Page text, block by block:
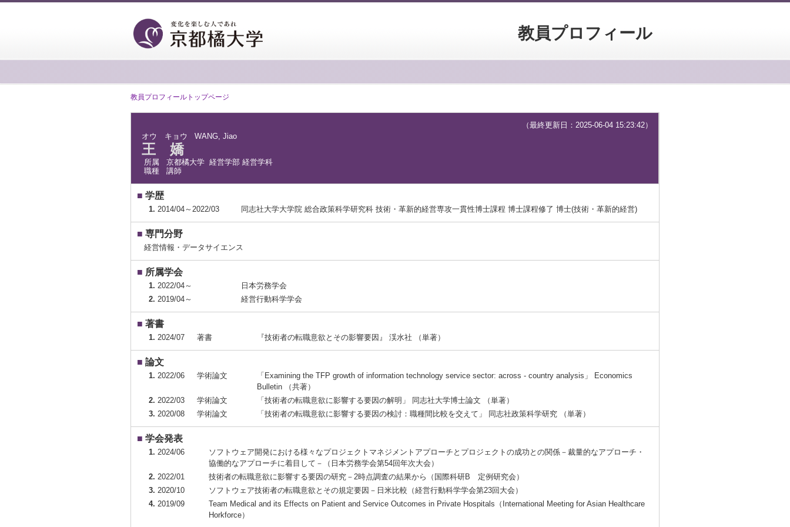
教員プロフィール
教員プロフィールトップページ
（最終更新日：2025-06-04 15:23:42）
オウ キョウ
WANG, Jiao
王 嬌
所属
京都橘大学 経営学部 経営学科
職種
講師
■ 学歴
1. 2014/04～2022/03 同志社大学大学院 総合政策科学研究科 技術・革新的経営専攻一貫性博士課程 博士課程修了 博士(技術・革新的経営)
■ 専門分野
経営情報・データサイエンス
■ 所属学会
1. 2022/04～
日本労務学会
2. 2019/04～ 経営行動科学学会
■ 著書
1. 2024/07 著書 『技術者の転職意欲とその影響要因』 渓水社 （単著）
■ 論文
1. 2022/06 学術論文
「Examining the TFP growth of information technology service sector: across - country analysis」 Economics
Bulletin （共著）
2. 2022/03 学術論文
「技術者の転職意欲に影響する要因の解明」 同志社大学博士論文 （単著）
3. 2020/08 学術論文 「技術者の転職意欲に影響する要因の検討：職種間比較を交えて」 同志社政策科学研究 （単著）
■ 学会発表
1. 2024/06
ソフトウェア開発における様々なプロジェクトマネジメントアプローチとプロジェクトの成功との関係－裁量的なアプローチ・
協働的なアプローチに着目して－（日本労務学会第54回年次大会）
2. 2022/01
技術者の転職意欲に影響する要因の研究－2時点調査の結果から（国際科研B 定例研究会）
3. 2020/10
ソフトウェア技術者の転職意欲とその規定要因－日米比較（経営行動科学学会第23回大会）
4. 2019/09
Team Medical and its Effects on Patient and Service Outcomes in Private Hospitals（International Meeting for Asian Healthcare
Horkforce）